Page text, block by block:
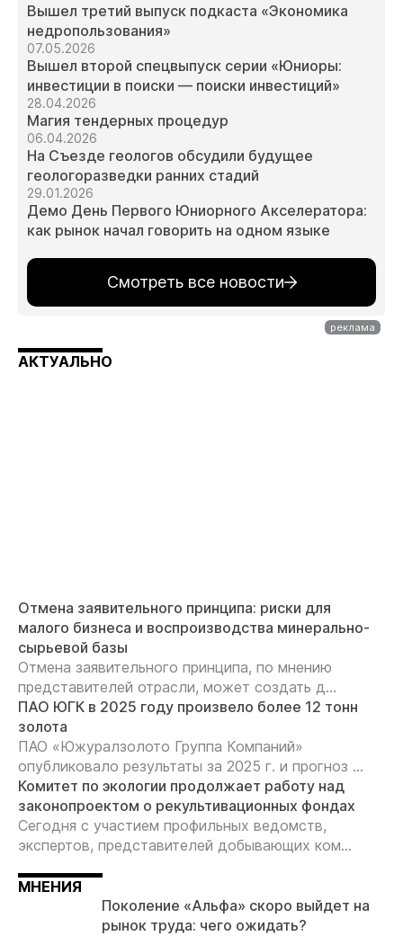
Вышел третий выпуск подкаста «Экономика
недропользования»
07.05.2026
Вышел второй спецвыпуск серии «Юниоры:
инвестиции в поиски — поиски инвестиций»
28.04.2026
Магия тендерных процедур
06.04.2026
На Съезде геологов обсудили будущее
геологоразведки ранних стадий
29.01.2026
Демо День Первого Юниорного Акселератора:
как рынок начал говорить на одном языке
Смотреть все новости
АКТУАЛЬНО
Отмена заявительного принципа: риски для
малого бизнеса и воспроизводства минерально-
сырьевой базы
Отмена заявительного принципа, по мнению
представителей отрасли, может создать д...
ПАО ЮГК в 2025 году произвело более 12 тонн
золота
ПАО «Южуралзолото Группа Компаний»
опубликовало результаты за 2025 г. и прогноз ...
Комитет по экологии продолжает работу над
законопроектом о рекультивационных фондах
Сегодня с участием профильных ведомств,
экспертов, представителей добывающих ком...
МНЕНИЯ
Поколение «Альфа» скоро выйдет на
рынок труда: чего ожидать?